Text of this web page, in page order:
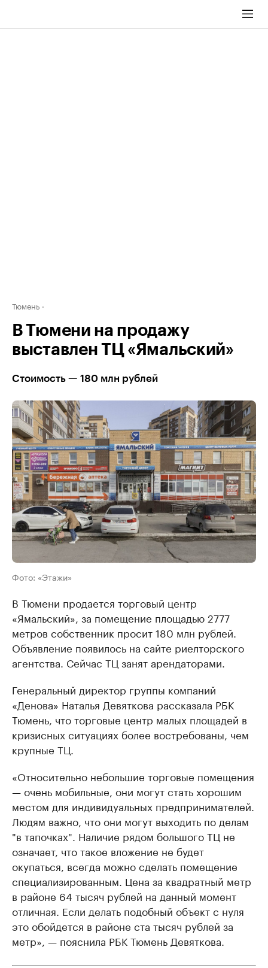
Тюмень
В Тюмени на продажу
выставлен ТЦ «Ямальский»
Стоимость — 180 млн рублей
Фото: «Этажи»
В Тюмени продается торговый центр
«Ямальский», за помещение площадью 2777
метров собственник просит 180 млн рублей.
Объявление появилось на сайте риелторского
агентства. Сейчас ТЦ занят арендаторами.
Генеральный директор группы компаний
«Денова» Наталья Девяткова рассказала РБК
Тюмень, что торговые центр малых площадей в
кризисных ситуациях более востребованы, чем
крупные ТЦ.
«Относительно небольшие торговые помещения
— очень мобильные, они могут стать хорошим
местом для индивидуальных предпринимателей.
Людям важно, что они могут выходить по делам
"в тапочках". Наличие рядом большого ТЦ не
означает, что такое вложение не будет
окупаться, всегда можно сделать помещение
специализированным. Цена за квадратный метр
в районе 64 тысяч рублей на данный момент
отличная. Если делать подобный объект с нуля
это обойдется в районе ста тысяч рублей за
метр», — пояснила РБК Тюмень Девяткова.